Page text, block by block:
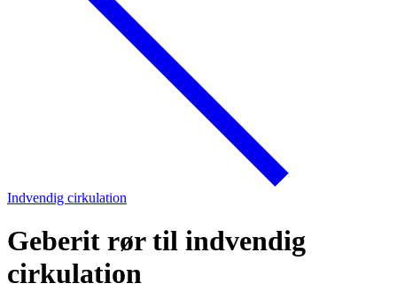
Indvendig cirkulation
Geberit rør til indvendig
cirkulation